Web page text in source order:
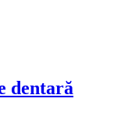
dentară